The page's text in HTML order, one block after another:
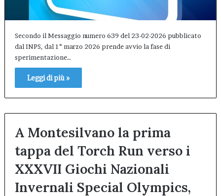
Secondo il Messaggio numero 639 del 23-02-2026 pubblicato
dal INPS, dal 1° marzo 2026 prende avvio la fase di
sperimentazione…
Leggi di più »
A Montesilvano la prima
tappa del Torch Run verso i
XXXVII Giochi Nazionali
Invernali Special Olympics,